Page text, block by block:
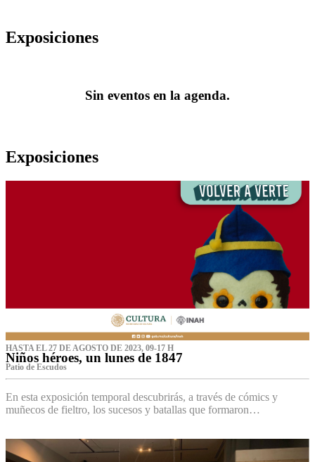
Exposiciones
Sin eventos en la agenda.
Exposiciones
HASTA EL 27 DE AGOSTO DE 2023, 09-17 H
Niños héroes, un lunes de 1847
Patio de Escudos
En esta exposición temporal descubrirás, a través de cómics y
muñecos de fieltro, los sucesos y batallas que formaron…